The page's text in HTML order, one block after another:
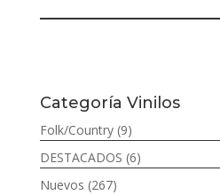
Categoría Vinilos
Folk/Country (9)
DESTACADOS (6)
Nuevos (267)